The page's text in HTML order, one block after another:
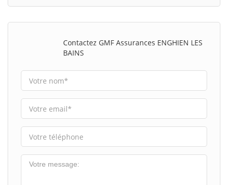
Contactez GMF Assurances ENGHIEN LES
BAINS